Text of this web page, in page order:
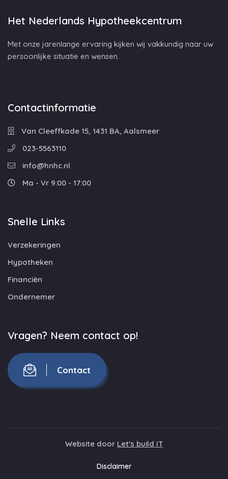
Het Nederlands Hypotheekcentrum
Met onze jarenlange ervaring kijken wij vakkundig naar uw
persoonlijke situatie en wensen.
Contactinformatie
Van Cleeffkade 15, 1431 BA, Aalsmeer
023-5563110
info@hnhc.nl
Ma - Vr 9:00 - 17:00
Snelle Links
Verzekeringen
Hypotheken
Financiën
Ondernemer
Vragen? Neem contact op!
Contact
Website door Let's build IT
Disclaimer